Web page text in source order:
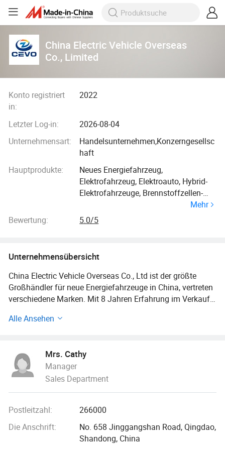
China Electric Vehicle Overseas
Co., Limited
Konto registriert
in:
2022
Letzter Log-in:
2026-08-04
Unternehmensart:
Handelsunternehmen,Konzerngesellsc
haft
Hauptprodukte:
Neues Energiefahrzeug,
Elektrofahrzeug, Elektroauto, Hybrid-
Elektrofahrzeuge, Brennstoffzellen-
Elektrofahrzeuge, Elektrische Ladung,
Elektro-Lkw, Elektrostapler,
Elektroautos, Schwerer Lkw
Mehr
Bewertung:
5.0/5
Unternehmensübersicht
China Electric Vehicle Overseas Co., Ltd ist der größte
Großhändler für neue Energiefahrzeuge in China, vertreten
verschiedene Marken. Mit 8 Jahren Erfahrung im Verkauf
Länder und Regionen auf der ganzen Welt exportiert. Die
Neutralität beizutragen, die globale Erwärmung
einzudämmen und den globalen Übergang zu nachhaltiger
Energie zu beschleunigen.
Entwicklungskonzept "Qualität für das Überleben, Qualität
für die Entwicklung und kontinuierliche Innovation"
gehalten. Kundenzufriedenheit und Erfolg sind ein
Alle Ansehen
Mrs. Cathy
Manager
Sales Department
Postleitzahl:
266000
Die Anschrift:
No. 658 Jinggangshan Road, Qingdao,
Shandong, China